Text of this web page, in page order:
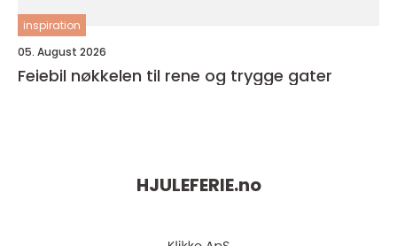
inspiration
05. August 2026
Feiebil nøkkelen til rene og trygge gater
HJULEFERIE.no